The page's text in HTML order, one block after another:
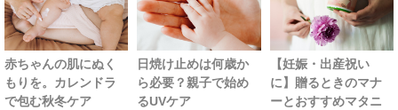
赤ちゃんの肌にぬく
もりを。カレンドラ
で包む秋冬ケア
日焼け止めは何歳か
ら必要？親子で始め
るUVケア
【妊娠・出産祝い
に】贈るときのマナ
ーとおすすめマタニ